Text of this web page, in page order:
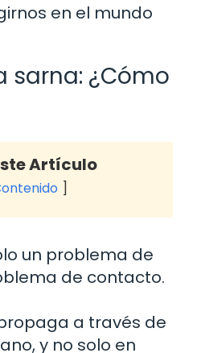
en el mundo
sarna: ¿Cómo
Artículo
un problema de
de contacto.
a través de
y no solo en